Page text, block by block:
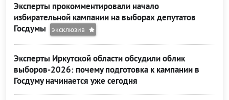
Эксперты прокомментировали начало
избирательной кампании на выборах депутатов
Госдумы
эксклюзив
Эксперты Иркутской области обсудили облик
выборов-2026: почему подготовка к кампании в
Госдуму начинается уже сегодня